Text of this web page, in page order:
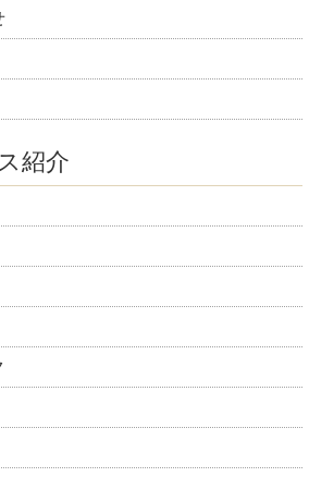
紹介